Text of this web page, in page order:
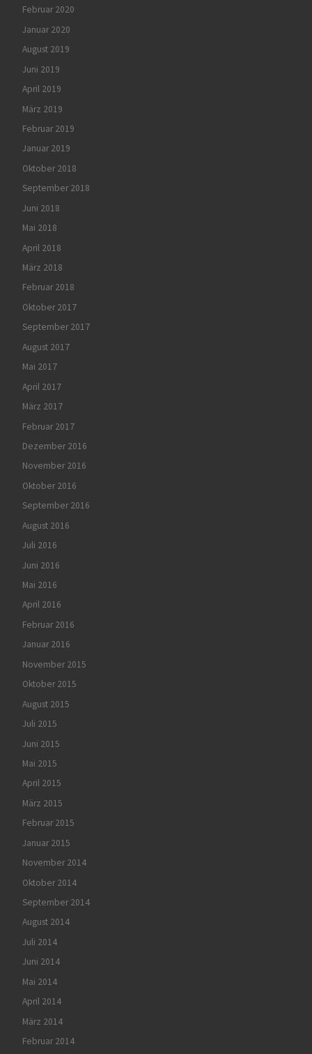
Februar 2020
Januar 2020
August 2019
Juni 2019
April 2019
März 2019
Februar 2019
Januar 2019
Oktober 2018
September 2018
Juni 2018
Mai 2018
April 2018
März 2018
Februar 2018
Oktober 2017
September 2017
August 2017
Mai 2017
April 2017
März 2017
Februar 2017
Dezember 2016
November 2016
Oktober 2016
September 2016
August 2016
Juli 2016
Juni 2016
Mai 2016
April 2016
Februar 2016
Januar 2016
November 2015
Oktober 2015
August 2015
Juli 2015
Juni 2015
Mai 2015
April 2015
März 2015
Februar 2015
Januar 2015
November 2014
Oktober 2014
September 2014
August 2014
Juli 2014
Juni 2014
Mai 2014
April 2014
März 2014
Februar 2014